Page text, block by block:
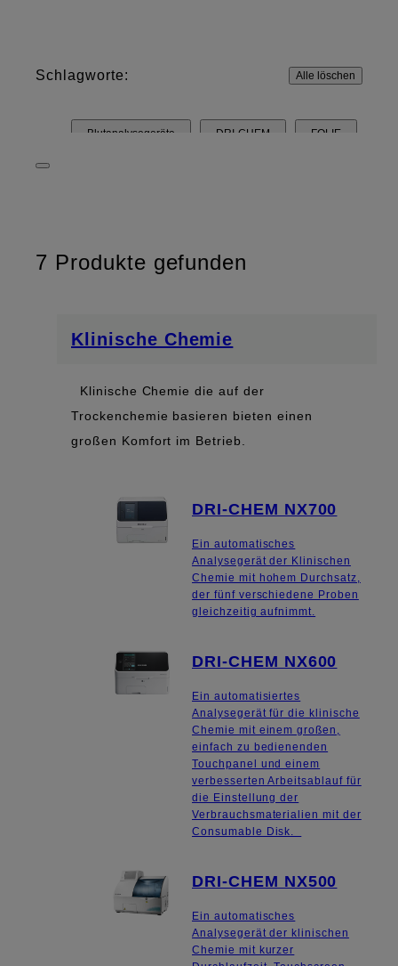
Schlagworte: Alle löschen
Blutanalysegeräte DRI-CHEM FOLIE
7 Produkte gefunden
Klinische Chemie
Klinische Chemie die auf der
Trockenchemie basieren bieten einen
großen Komfort im Betrieb.
DRI-CHEM NX700
Ein automatisches
Analysegerät der Klinischen
Chemie mit hohem Durchsatz,
der fünf verschiedene Proben
gleichzeitig aufnimmt.
DRI-CHEM NX600
Ein automatisiertes
Analysegerät für die klinische
Chemie mit einem großen,
einfach zu bedienenden
Touchpanel und einem
verbesserten Arbeitsablauf für
die Einstellung der
Verbrauchsmaterialien mit der
Consumable Disk.
DRI-CHEM NX500
Ein automatisches
Analysegerät der klinischen
Chemie mit kurzer